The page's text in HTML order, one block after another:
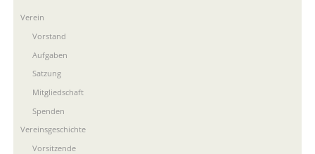
Verein
Vorstand
Aufgaben
Satzung
Mitgliedschaft
Spenden
Vereinsgeschichte
Vorsitzende